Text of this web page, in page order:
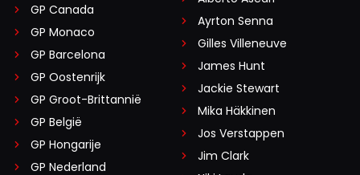
GP Canada
GP Monaco
GP Barcelona
GP Oostenrijk
GP Groot-Brittannië
GP België
GP Hongarije
GP Nederland
Ayrton Senna
Gilles Villeneuve
James Hunt
Jackie Stewart
Mika Häkkinen
Jos Verstappen
Jim Clark